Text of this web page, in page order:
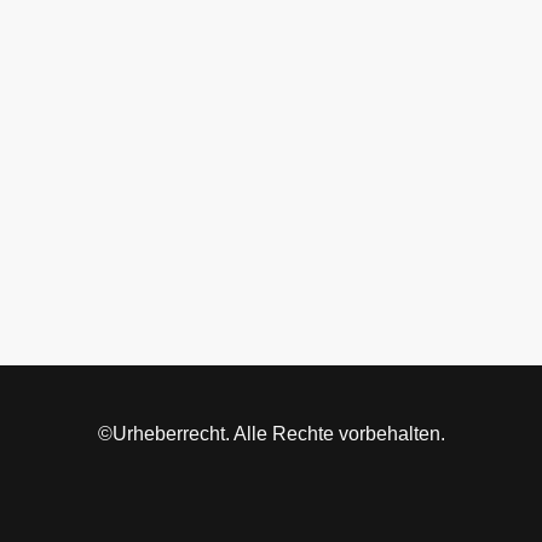
©Urheberrecht. Alle Rechte vorbehalten.